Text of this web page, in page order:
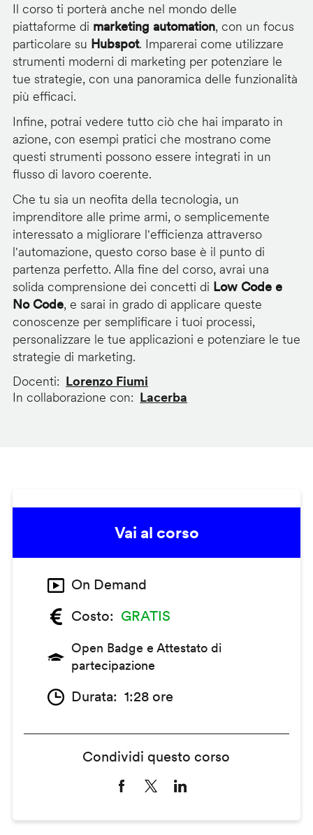
Il corso ti porterà anche nel mondo delle
piattaforme di marketing automation, con un focus
particolare su Hubspot. Imparerai come utilizzare
strumenti moderni di marketing per potenziare le
tue strategie, con una panoramica delle funzionalità
più efficaci.
Infine, potrai vedere tutto ciò che hai imparato in
azione, con esempi pratici che mostrano come
questi strumenti possono essere integrati in un
flusso di lavoro coerente.
Che tu sia un neofita della tecnologia, un
imprenditore alle prime armi, o semplicemente
interessato a migliorare l'efficienza attraverso
l'automazione, questo corso base è il punto di
partenza perfetto. Alla fine del corso, avrai una
solida comprensione dei concetti di Low Code e
No Code, e sarai in grado di applicare queste
conoscenze per semplificare i tuoi processi,
personalizzare le tue applicazioni e potenziare le tue
strategie di marketing.
Docenti
Lorenzo Fiumi
In collaborazione con
Lacerba
Vai al corso
On Demand
Costo
GRATIS
Open Badge e Attestato di
partecipazione
Durata 1:28 ore
Condividi questo corso